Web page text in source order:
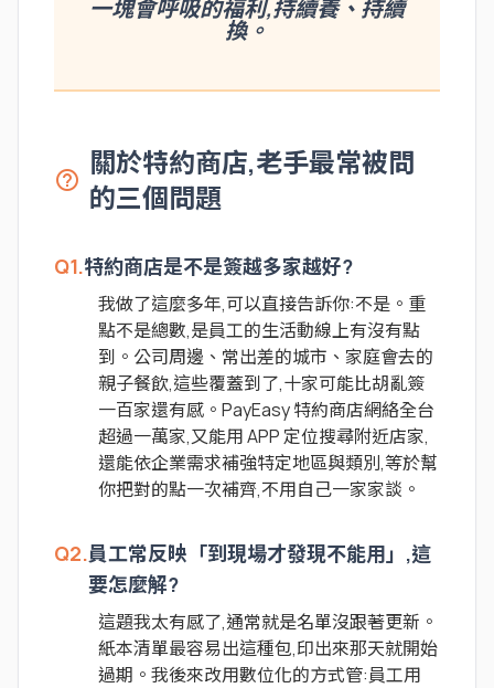
一塊會呼吸的福利,持續養、持續
換。
help_outline 關於特約商店,老手最常被問
的三個問題
Q1.特約商店是不是簽越多家越好?
我做了這麼多年,可以直接告訴你:不是。重
點不是總數,是員工的生活動線上有沒有點
到。公司周邊、常出差的城市、家庭會去的
親子餐飲,這些覆蓋到了,十家可能比胡亂簽
一百家還有感。PayEasy 特約商店網絡全台
超過一萬家,又能用 APP 定位搜尋附近店家,
還能依企業需求補強特定地區與類別,等於幫
你把對的點一次補齊,不用自己一家家談。
Q2.員工常反映「到現場才發現不能用」,這
要怎麼解?
這題我太有感了,通常就是名單沒跟著更新。
紙本清單最容易出這種包,印出來那天就開始
過期。我後來改用數位化的方式管:員工用